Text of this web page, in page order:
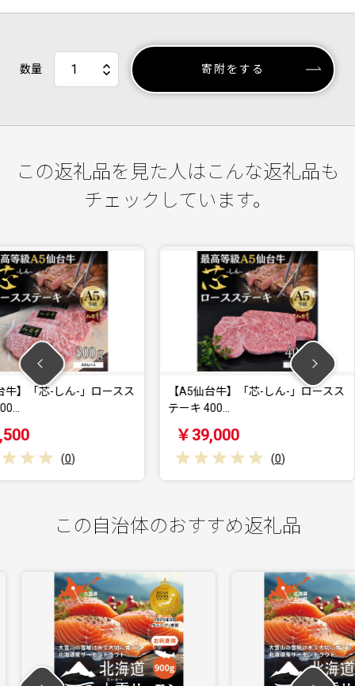
数量 寄附をする
この返礼品を見た人はこんな返礼品も
チェックしています。
」ロースス
【A5仙台牛】「芯-しん-」ロースス
(0)
【A5仙台
この自治体のおすすめ返礼品